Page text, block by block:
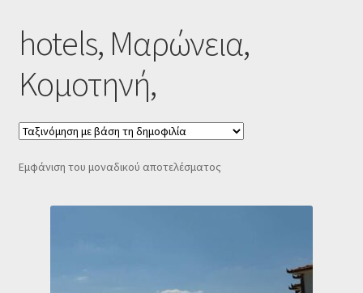
Δελτίο νέων
Επιβεβαίωση εγγραφής στο Newsletter του Dealistas.gr
Επικοινωνία
Καλάθι
hotels, Μαρώνεια,
Κομοτηνή,
Εμφάνιση του μοναδικού αποτελέσματος